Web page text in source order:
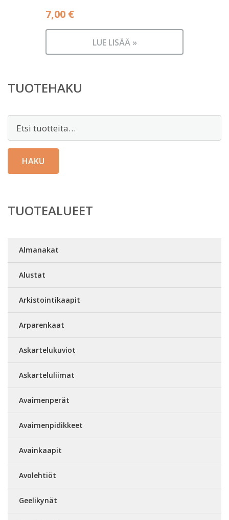
7,00 €
LUE LISÄÄ »
TUOTEHAKU
HAKU
TUOTEALUEET
Almanakat
Alustat
Arkistointikaapit
Arparenkaat
Askartelukuviot
Askarteluliimat
Avaimenperät
Avaimenpidikkeet
Avainkaapit
Avolehtiöt
Geelikynät